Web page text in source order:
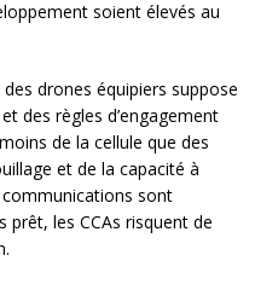
soient élevés au
drones équipiers suppose
des règles d’engagement
de la cellule que des
et de la capacité à
sont
prêt, les CCAs risquent de